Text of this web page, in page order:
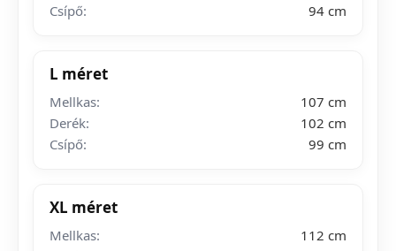
Csípő:
94 cm
L méret
Mellkas:
107 cm
Derék:
102 cm
Csípő:
99 cm
XL méret
Mellkas:
112 cm